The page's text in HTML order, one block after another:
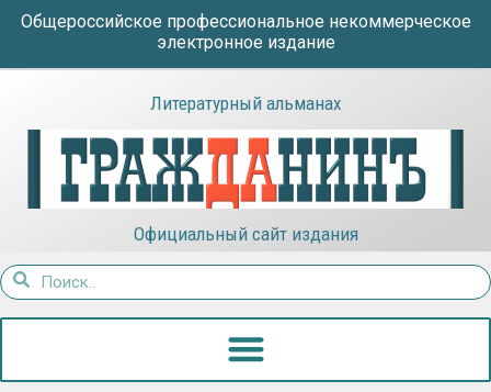
Общероссийское профессиональное некоммерческое
электронное издание
Литературный альманах
Официальный сайт издания